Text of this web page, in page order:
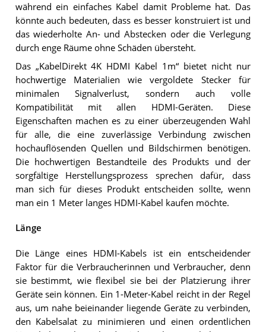
während ein einfaches Kabel damit Probleme hat. Das
könnte auch bedeuten, dass es besser konstruiert ist und
das wiederholte An- und Abstecken oder die Verlegung
durch enge Räume ohne Schäden übersteht.
Das „KabelDirekt 4K HDMI Kabel 1m“ bietet nicht nur
hochwertige Materialien wie vergoldete Stecker für
minimalen Signalverlust, sondern auch volle
Kompatibilität mit allen HDMI-Geräten. Diese
Eigenschaften machen es zu einer überzeugenden Wahl
für alle, die eine zuverlässige Verbindung zwischen
hochauflösenden Quellen und Bildschirmen benötigen.
Die hochwertigen Bestandteile des Produkts und der
sorgfältige Herstellungsprozess sprechen dafür, dass
man sich für dieses Produkt entscheiden sollte, wenn
man ein 1 Meter langes HDMI-Kabel kaufen möchte.
Länge
Die Länge eines HDMI-Kabels ist ein entscheidender
Faktor für die Verbraucherinnen und Verbraucher, denn
sie bestimmt, wie flexibel sie bei der Platzierung ihrer
Geräte sein können. Ein 1-Meter-Kabel reicht in der Regel
aus, um nahe beieinander liegende Geräte zu verbinden,
den Kabelsalat zu minimieren und einen ordentlichen